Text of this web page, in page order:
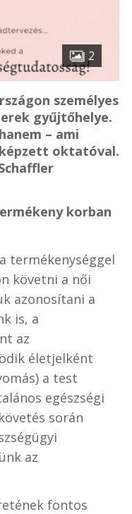
2
személyes
gyűjtőhelye.
– ami
oktatóval.
korban
termékenységgel
követni a női
azonosítani a
is, a
az
életjelként
a test
egészségi
során
az
fontos